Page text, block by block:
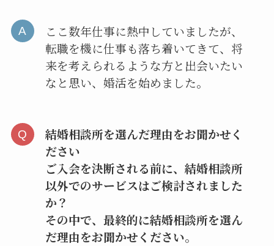
ここ数年仕事に熱中していましたが、
転職を機に仕事も落ち着いてきて、将
来を考えられるような方と出会いたい
なと思い、婚活を始めました。
結婚相談所を選んだ理由をお聞かせく
ださい
ご入会を決断される前に、結婚相談所
以外でのサービスはご検討されました
か？
その中で、最終的に結婚相談所を選ん
だ理由をお聞かせください。